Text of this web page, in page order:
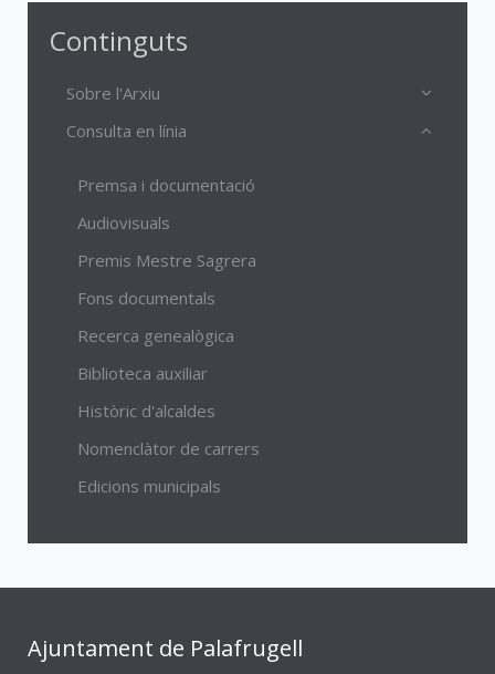
Continguts
Sobre l'Arxiu
Consulta en línia
Premsa i documentació
Audiovisuals
Premis Mestre Sagrera
Fons documentals
Recerca genealògica
Biblioteca auxiliar
Històric d'alcaldes
Nomenclàtor de carrers
Edicions municipals
Ajuntament de Palafrugell